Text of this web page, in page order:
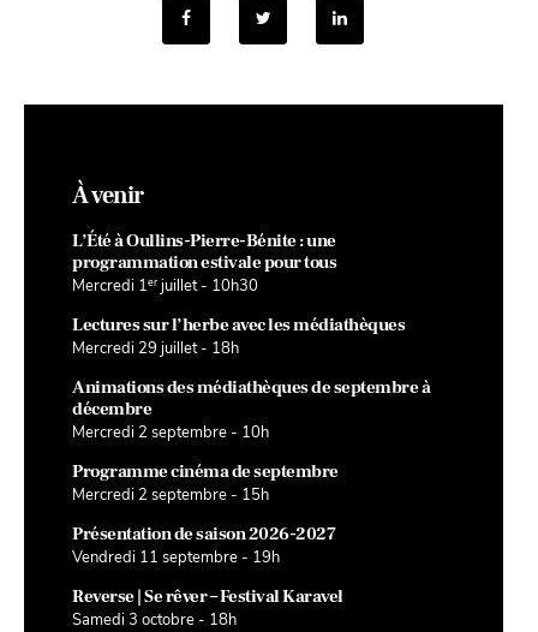
À venir
L’Été à Oullins-Pierre-Bénite : une
programmation estivale pour tous
Mercredi 1er juillet - 10h30
Lectures sur l’herbe avec les médiathèques
Mercredi 29 juillet - 18h
Animations des médiathèques de septembre à
décembre
Mercredi 2 septembre - 10h
Programme cinéma de septembre
Mercredi 2 septembre - 15h
Présentation de saison 2026-2027
Vendredi 11 septembre - 19h
Reverse | Se rêver – Festival Karavel
Samedi 3 octobre - 18h